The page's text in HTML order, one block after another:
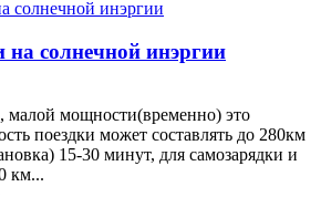
на солнечной инэргии
малой мощности(временно) это
поездки может составлять до 280км
15-30 минут, для самозарядки и
км...